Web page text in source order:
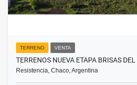
TERRENO VENTA
TERRENOS NUEVA ETAPA BRISAS
Resistencia, Chaco, Argentina